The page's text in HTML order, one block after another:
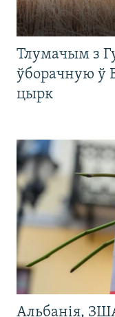
Тлумачым з
ўборачную ў
цырк
Альбанія,